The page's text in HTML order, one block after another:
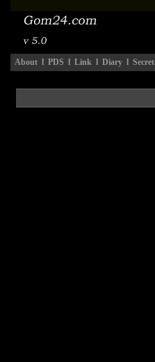
About l PDS l Link l Diary l Secret